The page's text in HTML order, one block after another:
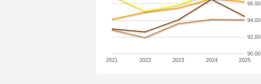
2021 2022 2023 2024 2025
90.00
92.00
94.00
96.00